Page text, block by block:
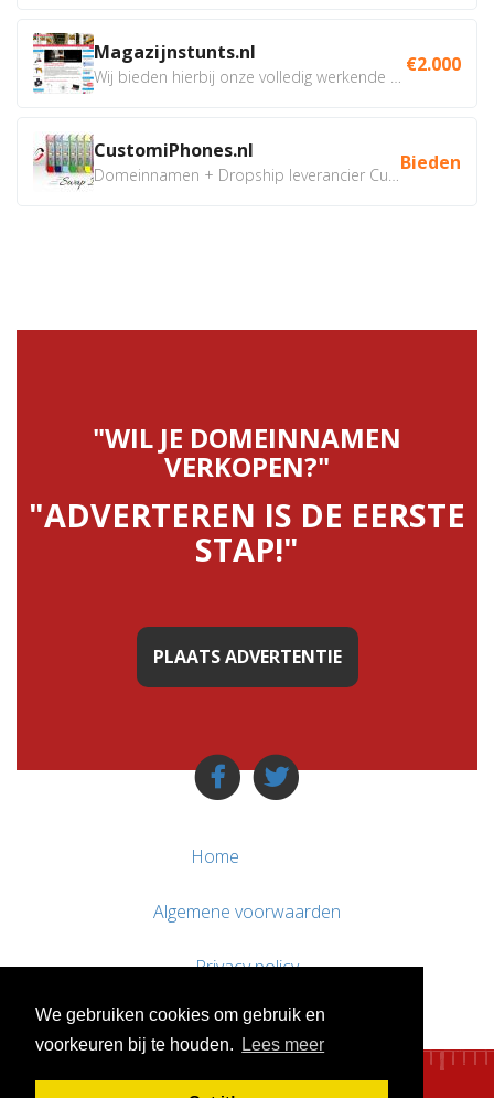
We gebruiken cookies om gebruik en
voorkeuren bij te houden.
Lees meer
Magazijnstunts.nl €2.000
CustomiPhones.nl Bieden
"WIL JE DOMEINNAMEN
VERKOPEN?"
"ADVERTEREN IS DE EERSTE
STAP!"
PLAATS ADVERTENTIE
Home
Algemene voorwaarden
Privacy policy
Contact / Support